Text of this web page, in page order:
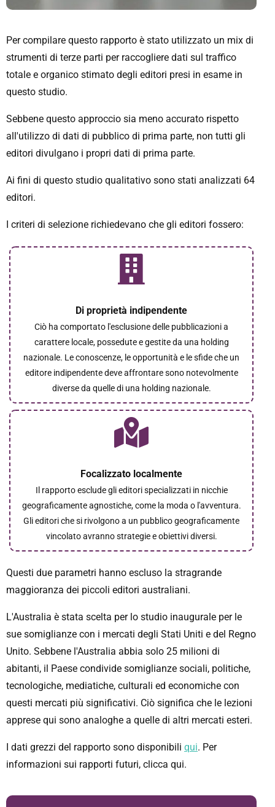
Per compilare questo rapporto è stato utilizzato un mix di
strumenti di terze parti per raccogliere dati sul traffico
totale e organico stimato degli editori presi in esame in
questo studio.
Sebbene questo approccio sia meno accurato rispetto
all'utilizzo di dati di pubblico di prima parte, non tutti gli
editori divulgano i propri dati di prima parte.
Ai fini di questo studio qualitativo sono stati analizzati 64
editori.
I criteri di selezione richiedevano che gli editori fossero:
Di proprietà indipendente
Ciò ha comportato l'esclusione delle pubblicazioni a
carattere locale, possedute e gestite da una holding
nazionale. Le conoscenze, le opportunità e le sfide che un
editore indipendente deve affrontare sono notevolmente
diverse da quelle di una holding nazionale.
Focalizzato localmente
Il rapporto esclude gli editori specializzati in nicchie
geograficamente agnostiche, come la moda o l'avventura.
Gli editori che si rivolgono a un pubblico geograficamente
vincolato avranno strategie e obiettivi diversi.
Questi due parametri hanno escluso la stragrande
maggioranza dei piccoli editori australiani.
L'Australia è stata scelta per lo studio inaugurale per le
sue somiglianze con i mercati degli Stati Uniti e del Regno
Unito. Sebbene l'Australia abbia solo 25 milioni di
abitanti, il Paese condivide somiglianze sociali, politiche,
tecnologiche, mediatiche, culturali ed economiche con
questi mercati più significativi. Ciò significa che le lezioni
apprese qui sono analoghe a quelle di altri mercati esteri.
I dati grezzi del rapporto sono disponibili qui. Per
informazioni sui rapporti futuri, clicca qui.